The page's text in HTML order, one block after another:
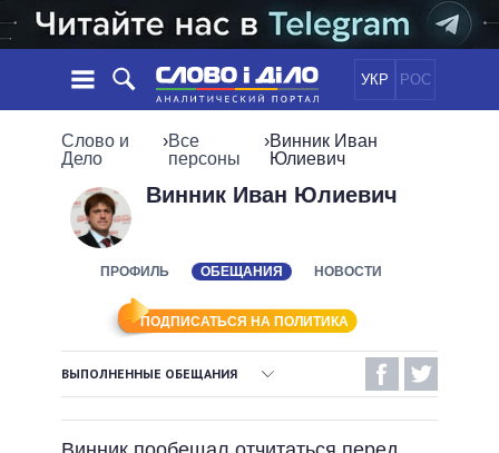
УКР РОС
НОВОСТИ
ЛЕНТА
СОБЫТИЯ
ОБЗОРЫ
ДАЙДЖЕСТЫ
ПОЛИТИКА
ОБЕЩАНИЯ
ПРЕЗИДЕНТ И ОФИС
ВЕРХОВНАЯ РАДА
КАБИНЕТ МИНИСТРОВ
ГЛАВЫ ОБЛАДМИНИСТРАЦИЙ
ИНФОГРАФИКА
ВИДЕО
ПОДДЕРЖАТЬ
Слово и
Дело
›Все
персоны
›Винник Иван
Юлиевич
Винник Иван Юлиевич
ПРОФИЛЬ ОБЕЩАНИЯ НОВОСТИ
ПОДПИСАТЬСЯ НА ПОЛИТИКА
ВЫПОЛНЕННЫЕ ОБЕЩАНИЯ